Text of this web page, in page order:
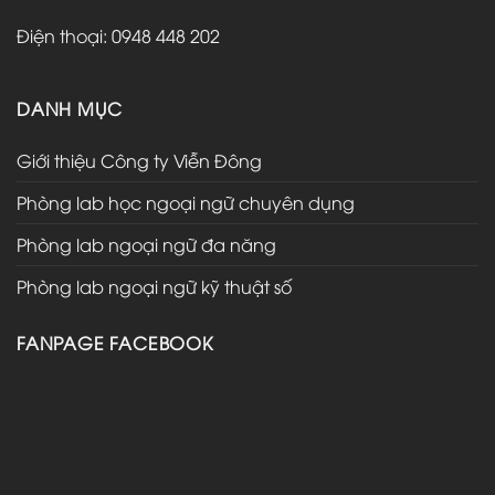
Điện thoại: 0948 448 202
DANH MỤC
Giới thiệu Công ty Viễn Đông
Phòng lab học ngoại ngữ chuyên dụng
Phòng lab ngoại ngữ đa năng
Phòng lab ngoại ngữ kỹ thuật số
FANPAGE FACEBOOK